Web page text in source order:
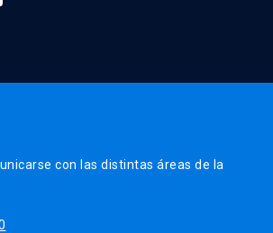
con las distintas áreas de la